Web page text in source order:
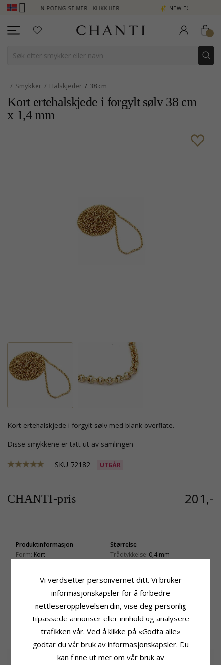
TJEN POENG SE MER - KLIKK HER NEW COLLECTION | AURA
Smykker Halskjeder 38 cm
Kort ertehalskjede i forgylt sølv 38 cm
x 1,4 mm
kort ertehalskjede i forgylt sølv med blank overflate.
Disse smykkene er tatt ut av samlingen
SKU 72182 UTGÅR
CHANTI-pris 201,-
Produktinformasjon
Form: Kort
Overflate:Blank
Størrelse
Trådtykkelse: 0,4 mm
Vekt:2,1 Gram
Leveringstid:Ca. 5-10 Hverdager
KUNDER KJØPER OGSÅ
Vi verdsetter personvernet ditt. Vi bruker
informasjonskapsler for å forbedre
nettleseropplevelsen din, vise deg personlig
tilpassede annonser eller innhold og analysere
trafikken vår. Ved å klikke på «Godta alle»
godtar du vår bruk av informasjonskapsler. Du
kan finne ut mer om vår bruk av